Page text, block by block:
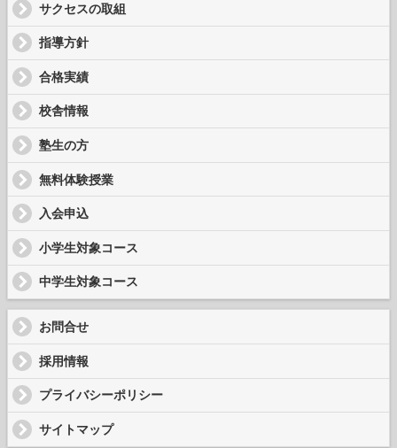
サクセスの取組
指導方針
合格実績
校舎情報
塾生の方
無料体験授業
入会申込
小学生対象コース
中学生対象コース
お問合せ
採用情報
プライバシーポリシー
サイトマップ